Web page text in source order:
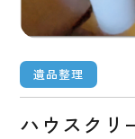
遺品整理
ハウスクリ